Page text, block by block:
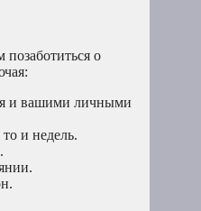
позаботиться о
и вашими личными
и недель.